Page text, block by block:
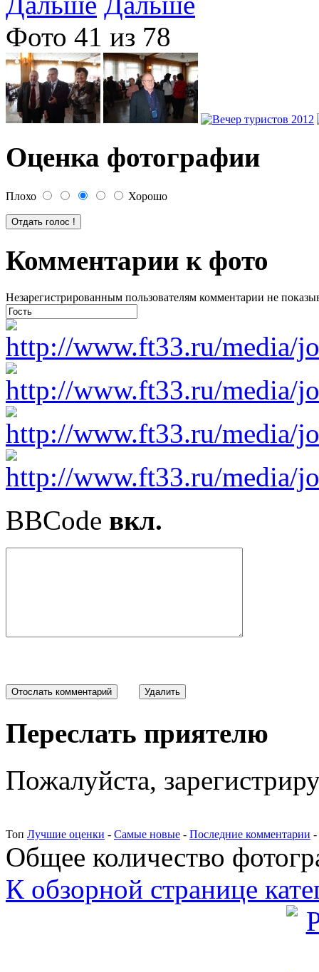
Фото 41 из 78
Оценка фотографии
Плохо Хорошо
Комментарии к фото
Незарегистрированным пользователям комментарии не
BBCode вкл.
Переслать приятелю
Пожалуйста,
Топ Лучшие оценки - Самые новые - Последние комментарии -
Общее количество
К обзорной странице